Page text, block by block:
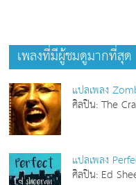
เพลงที่มีผู้ชมดูมากที่สุด
แปลเพลง
ศิลปิน: The
แปลเพลง
ศิลปิน: Ed